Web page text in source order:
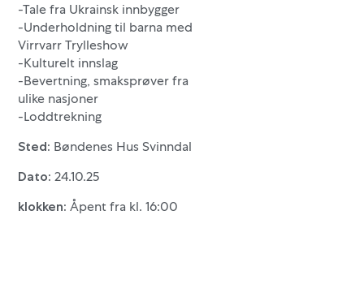
-Tale fra Ukrainsk innbygger
-Underholdning til barna med
Virrvarr Trylleshow
-Kulturelt innslag
-Bevertning, smaksprøver fra
ulike nasjoner
-Loddtrekning
Sted: Bøndenes Hus Svinndal
Dato: 24.10.25
klokken: Åpent fra kl. 16:00